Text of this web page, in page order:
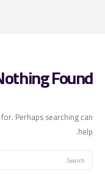
Found
Perhaps searching can
help.